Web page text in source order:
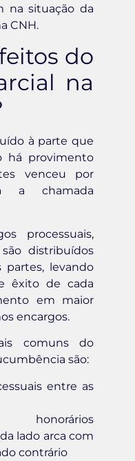
na situação da
CNH.
do
na
à parte que
há provimento
venceu por
a chamada
processuais,
distribuídos
levando
êxito de cada
em maior
encargos.
comuns do
são:
entre as
honorários
lado arca com
contrário